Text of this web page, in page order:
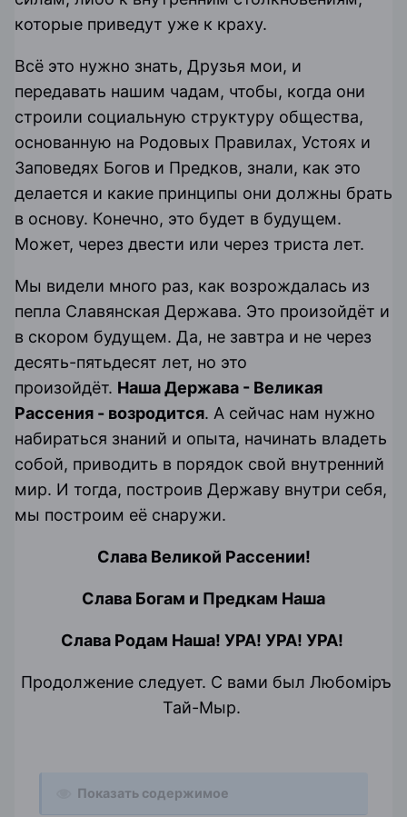
которые приведут уже к краху.
Всё это нужно знать, Друзья мои, и
передавать нашим чадам, чтобы, когда они
строили социальную структуру общества,
основанную на Родовых Правилах, Устоях и
Заповедях Богов и Предков, знали, как это
делается и какие принципы они должны брать
в основу. Конечно, это будет в будущем.
Может, через двести или через триста лет.
Мы видели много раз, как возрождалась из
пепла Славянская Держава. Это произойдёт и
в скором будущем. Да, не завтра и не через
десять-пятьдесят лет, но это
произойдёт. Наша Держава - Великая
Рассения - возродится. А сейчас нам нужно
набираться знаний и опыта, начинать владеть
собой, приводить в порядок свой внутренний
мир. И тогда, построив Державу внутри себя,
мы построим её снаружи.
Слава Великой Рассении!
Слава Богам и Предкам Наша
Слава Родам Наша! УРА! УРА! УРА!
Продолжение следует. С вами был Любомiръ
Тай-Мыр.
Показать содержимое